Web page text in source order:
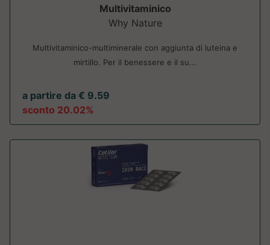
Multivitaminico
Why Nature
Multivitaminico-multiminerale con aggiunta di luteina e
mirtillo. Per il benessere e il su...
a partire da € 9.59
sconto 20.02%